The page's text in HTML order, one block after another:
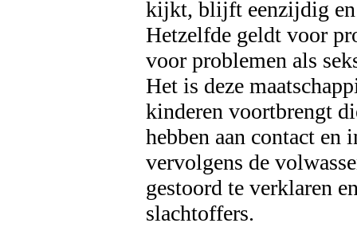
kijkt, blijft eenzijdig
Hetzelfde geldt voor
voor problemen als
Het is deze
kinderen voortbrengt
hebben aan contact
vervolgens de
gestoord te verklaren
slachtoffers.